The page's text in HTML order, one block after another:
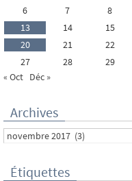
6
7 8
13
14 15
20
21 22
27
28 29
« Oct Déc »
Archives
Archives
Étiquettes